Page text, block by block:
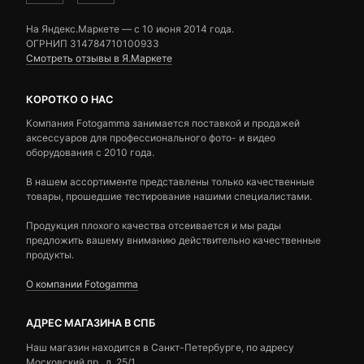
На Яндекс.Маркете — c 10 июня 2014 года.
ОГРНИП 314784710100933
Смотреть отзывы в Я.Маркете
КОРОТКО О НАС
Компания Fotogamma занимается поставкой и продажей
аксессуаров для профессионального фото- и видео
оборудования с 2010 года.
В нашем ассортименте представлены только качественные
товары, прошедшие тестирование нашими специалистами.
Продукция плохого качества отсеивается и мы рады
предложить вашему вниманию действительно качественные
продукты.
О компании Fotogamma
АДРЕС МАГАЗИНА В СПБ
Наш магазин находится в Санкт-Петербурге, по адресу